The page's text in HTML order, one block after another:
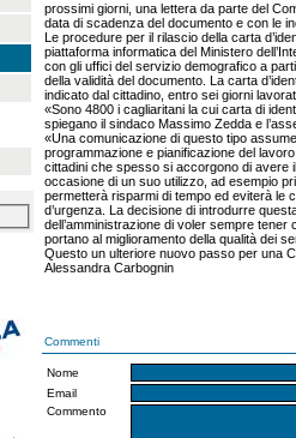
prossimi giorni, una lettera da parte del
data di scadenza del documento e con le
Le procedure per il rilascio della carta
piattaforma informatica del Ministero
con gli uffici del servizio demografico a
della validità del documento. La carta
indicato dal cittadino, entro sei giorni
«Sono 4800 i cagliaritani la cui carta di
spiegano il sindaco Massimo Zedda e
«Una comunicazione di questo tipo
programmazione e pianificazione del
cittadini che spesso si accorgono di avere
occasione di un suo utilizzo, ad esempio
permetterà risparmi di tempo ed eviterà le
d’urgenza. La decisione di introdurre
dell’amministrazione di voler sempre
portano al miglioramento della qualità dei
Questo un ulteriore nuovo passo per una
Alessandra Carbognin
Commenti
Nome
Email
Commento